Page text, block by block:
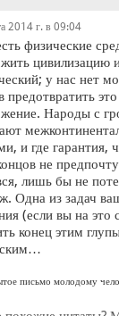
2014 г. в 09:04
физические
цивилизацию
у нас нет
предотвратить это
Народы с
и где гарантия,
не
лишь бы не
Одна из задач
(если вы на
конец этим
письмо молодому